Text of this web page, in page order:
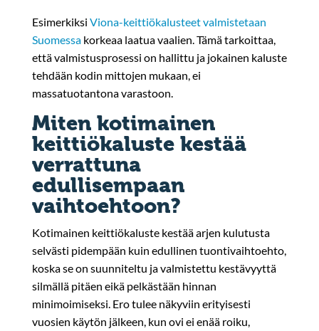
Esimerkiksi Viona-keittiökalusteet valmistetaan
Suomessakorkeaa laatua vaalien. Tämä tarkoittaa,
että valmistusprosessi on hallittu ja jokainen kaluste
tehdään kodin mittojen mukaan, ei
massatuotantona varastoon.
Miten kotimainen
keittiökaluste kestää
verrattuna
edullisempaan
vaihtoehtoon?
Kotimainen keittiökaluste kestää arjen kulutusta
selvästi pidempään kuin edullinen tuontivaihtoehto,
koska se on suunniteltu ja valmistettu kestävyyttä
silmällä pitäen eikä pelkästään hinnan
minimoimiseksi. Ero tulee näkyviin erityisesti
vuosien käytön jälkeen, kun ovi ei enää roiku,